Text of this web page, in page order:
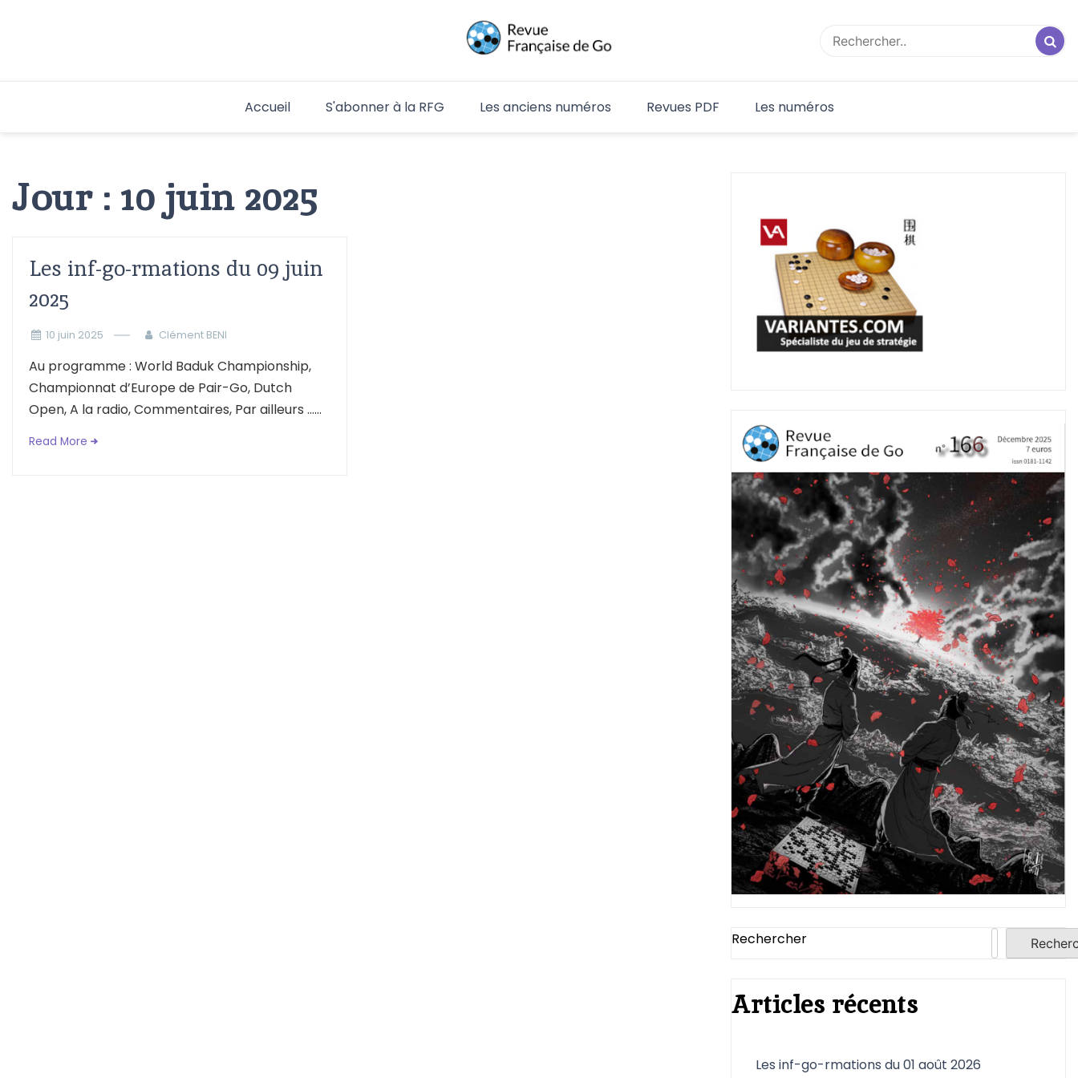
RFG
Accueil S'abonner à la RFG Les anciens numéros Revues PDF Les numéros
Jour : 10 juin 2025
Les inf-go-rmations du 09 juin
2025
10 juin 2025 Clément BENI
Au programme : World Baduk Championship,
Championnat d’Europe de Pair-Go, Dutch
Open, A la radio, Commentaires, Par ailleurs …...
Read More
Rechercher
Articles récents
Les inf-go-rmations du 01 août 2026